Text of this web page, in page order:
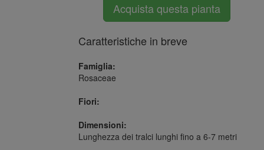
Acquista questa pianta
Caratteristiche in breve
Famiglia:
Rosaceae
Fiori:
Dimensioni:
Lunghezza dei tralci lunghi fino a 6-7 metri